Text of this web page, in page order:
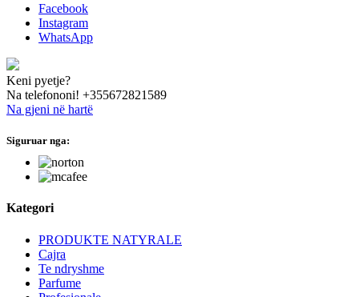
Facebook
Instagram
WhatsApp
Keni pyetje?
Na telefononi! +355672821589
Na gjeni në hartë
Siguruar nga:
Kategori
PRODUKTE NATYRALE
Cajra
Te ndryshme
Parfume